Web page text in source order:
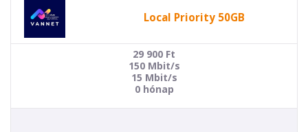
Local Priority 50GB
29 900 Ft
150 Mbit/s
15 Mbit/s
0 hónap